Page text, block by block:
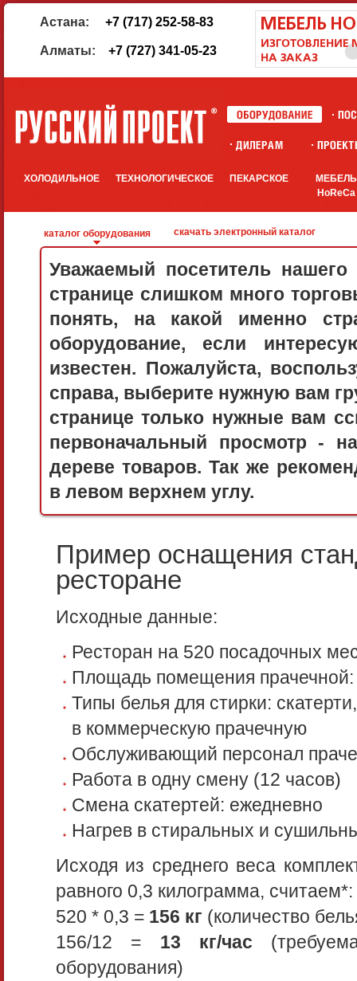
Астана: +7 (717) 252-58-83
Алматы: +7 (727) 341-05-23
ХОЛОДИЛЬНОЕ ТЕХНОЛОГИЧЕСКОЕ ПЕКАРСКОЕ
МЕБЕЛЬ
HoReCa
каталог оборудования скачать электронный каталог
Уважаемый посетитель
странице слишком много
понять, на какой именно
оборудование, если
известен. Пожалуйста,
справа, выберите нужную вам
странице только нужные вам
первоначальный просмотр -
дереве товаров. Так же
в левом верхнем углу.
Пример оснащения
ресторане
Исходные данные:
Ресторан на 520 посадочных
Площадь помещения
Типы белья для стирки:
в коммерческую прачечную
Обслуживающий персонал
Работа в одну смену (12 часов)
Смена скатертей: ежедневно
Нагрев в стиральных и
Исходя из среднего веса
равного 0,3 килограмма, считаем*:
520 * 0,3 = 156 кг (количество
156/12 = 13 кг/час
оборудования)